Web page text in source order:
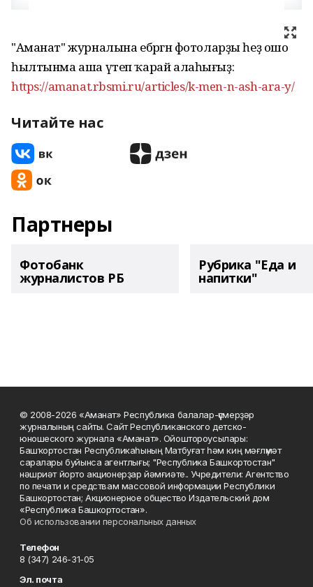
"Аманат" журналына ебәргән фотоларҙы һеҙ ошо
һылтынма аша үтеп ҡарай алаһығыҙ:
https://amanat.rbsmi.ru/articles/k-men-n-ash-ara-y/
Читайте нас
Партнеры
Фотобанк
журналистов РБ
Рубрика "Еда и
напитки"
© 2008-2026 «Аманат» Республика балалар-үҫмерҙәр
журналының сайты. Сайт Республиканского детско-
юношеского журнала «Аманат». Ойоштороусылары:
Башҡортостан Республикаһының Матбуғат һәм киң мәғлүмәт
саралары буйынса агентлығы; "Республика Башкортостан"
нәшриәт йорто акционерҙар йәмғиәте.. Учредители: Агентство
по печати и средствам массовой информации Республики
Башкортостан; Акционерное общество Издательский дом
«Республика Башкортостан».
Об использовании персональных данных
Телефон
8 (347) 246-31-05
Эл. почта